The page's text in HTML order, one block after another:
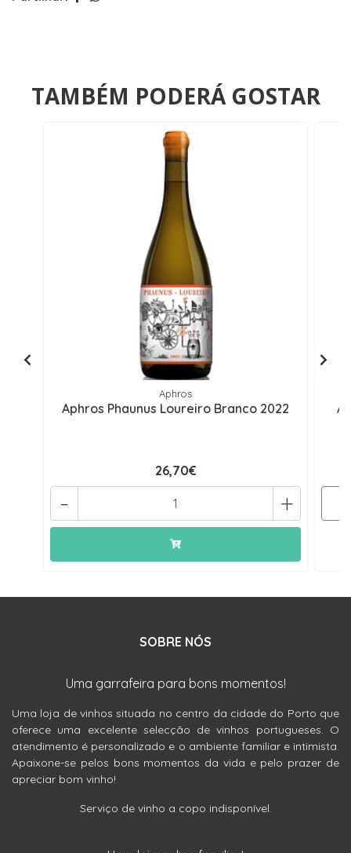
TAMBÉM PODERÁ GOSTAR
Aphros
Aphros Phaunus Loureiro Branco 2022
26,70€
+
-
SOBRE NÓS
Uma garrafeira para bons momentos!
Uma loja de vinhos situada no centro da cidade do Porto que
oferece uma excelente selecção de vinhos portugueses. O
atendimento é personalizado e o ambiente familiar e intimista.
Apaixone-se pelos bons momentos da vida e pelo prazer de
apreciar bom vinho!
Serviço de vinho a copo indisponível.